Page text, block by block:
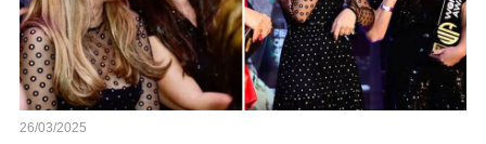
26/03/2025